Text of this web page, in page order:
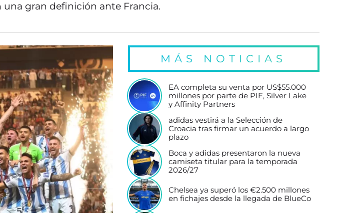
gran definición ante Francia.
MÁS NOTICIAS
EA completa su venta por US$55.000
millones por parte de PIF, Silver Lake
y Affinity Partners
adidas vestirá a la Selección de
Croacia tras firmar un acuerdo a largo
plazo
Boca y adidas presentaron la nueva
camiseta titular para la temporada
2026/27
Chelsea ya superó los €2.500 millones
en fichajes desde la llegada de BlueCo